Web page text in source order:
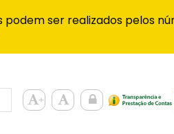
ser realizados pelos